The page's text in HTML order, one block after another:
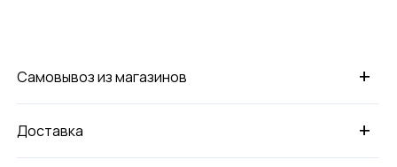
+
Самовывоз из магазинов
+
Доставка